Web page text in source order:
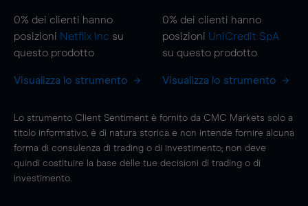
0% dei clienti hanno
posizioni Netflix Inc su
questo prodotto
Visualizza lo strumento
0% dei clienti hanno
posizioni UniCredit SpA
su questo prodotto
Visualizza lo strumento
Lo strumento Client Sentiment è fornito da CMC Markets solo a
titolo informativo, è di natura storica e non intende fornire alcuna
forma di consulenza di trading o di investimento; non deve
quindi costituire la base delle tue decisioni di trading o di
investimento.